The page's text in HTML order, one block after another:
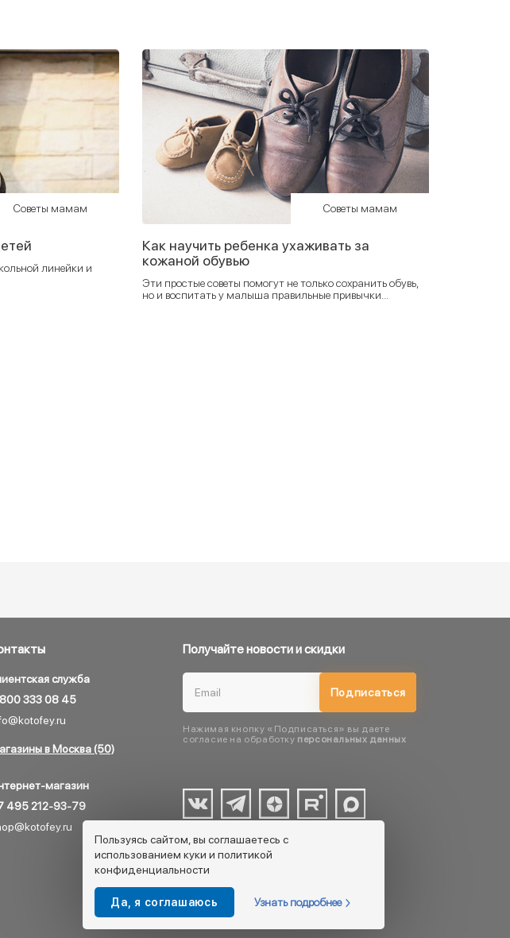
Советы мамам
линейки и
Советы мамам
Как научить ребенка ухаживать за
кожаной обувью
Эти простые советы помогут не только сохранить обувь,
но и воспитать у малыша правильные привычки...
служба
333 08 45
в Москва (50)
магазин
495 212-93-79
Получайте новости и скидки
Подписаться
Нажимая кнопку «Подписаться» вы даете
согласие на обработку персональных данных
Пользуясь сайтом, вы соглашаетесь с
использованием куки и политикой
конфиденциальности
Да, я соглашаюсь Узнать подробнее